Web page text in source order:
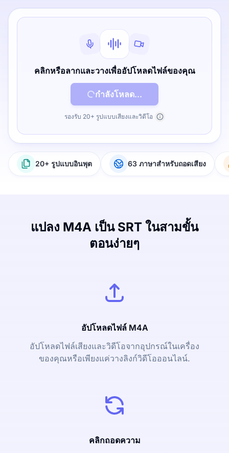
คลิกหรือลากและวางเพื่ออัปโหลดไฟล์ของคุณ
กำลังโหลด...
รองรับ 20+ รูปแบบเสียงและวิดีโอ
20+ รูปแบบอินพุต 63 ภาษาสำหรับถอดเสียง
แปลง M4A เป็น SRT ในสามขั้น
ตอนง่ายๆ
อัปโหลดไฟล์ M4A
อัปโหลดไฟล์เสียงและวิดีโอจากอุปกรณ์ในเครื่อง
ของคุณหรือเพียงแค่วางลิงก์วิดีโอออนไลน์.
คลิกถอดความ